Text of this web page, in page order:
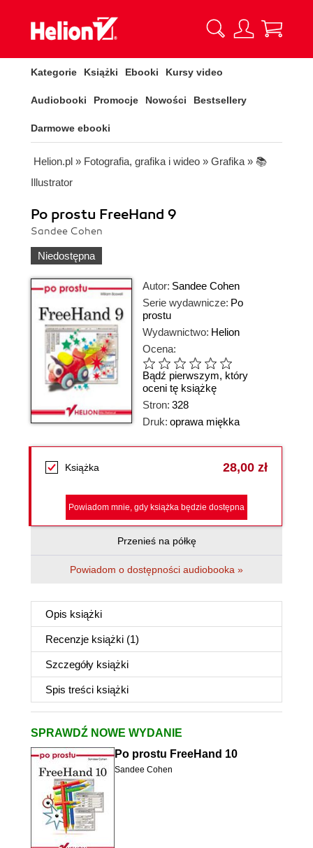
Kategorie Książki Ebooki Kursy video
Audiobooki Promocje Nowości Bestsellery
Darmowe ebooki
Helion.pl » Fotografia, grafika i wideo » Grafika » 📚
Illustrator
Po prostu FreeHand 9
Sandee Cohen
Niedostępna
Autor: Sandee Cohen
Serie wydawnicze: Po
prostu
Wydawnictwo: Helion
Ocena:
Bądź pierwszym, który
oceni tę książkę
Stron: 328
Druk: oprawa miękka
Książka 28,00 zł
Powiadom mnie, gdy książka będzie dostępna
Przenieś na półkę
Powiadom o dostępności audiobooka »
Opis książki
Recenzje książki (1)
Szczegóły książki
Spis treści książki
SPRAWDŹ NOWE WYDANIE
Po prostu FreeHand 10
Sandee Cohen